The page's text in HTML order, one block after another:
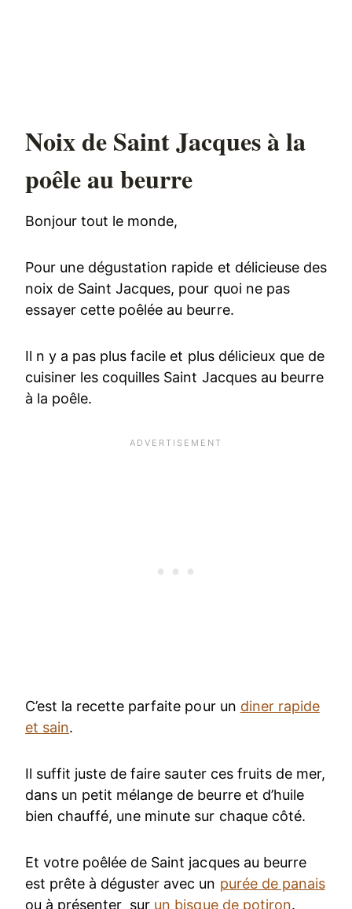
Noix de Saint Jacques à la
poêle au beurre
Bonjour tout le monde,
Pour une dégustation rapide et délicieuse des
noix de Saint Jacques, pour quoi ne pas
essayer cette poêlée au beurre.
Il n y a pas plus facile et plus délicieux que de
cuisiner les coquilles Saint Jacques au beurre
à la poêle.
C’est la recette parfaite pour un diner rapide
et sain.
Il suffit juste de faire sauter ces fruits de mer,
dans un petit mélange de beurre et d’huile
bien chauffé, une minute sur chaque côté.
Et votre poêlée de Saint jacques au beurre
est prête à déguster avec un purée de panais
ou à présenter sur un bisque de potiron.